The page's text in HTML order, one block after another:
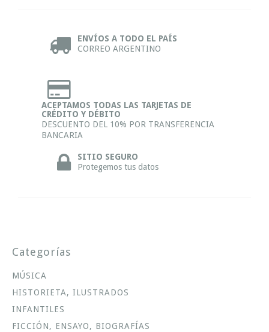
ENVÍOS A TODO EL PAÍS
CORREO ARGENTINO
ACEPTAMOS TODAS LAS TARJETAS DE
CRÉDITO Y DÉBITO
DESCUENTO DEL 10% POR TRANSFERENCIA
BANCARIA
SITIO SEGURO
Protegemos tus datos
Categorías
MÚSICA
HISTORIETA, ILUSTRADOS
INFANTILES
FICCIÓN, ENSAYO, BIOGRAFÍAS